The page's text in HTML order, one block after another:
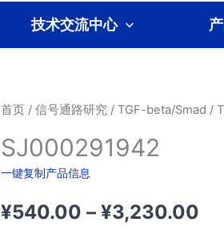
技术交流中心
首页/ 信号通路研究/ TGF-beta/Smad /
SJ000291942
一键复制产品信息
¥540.00 – ¥3,230.00价